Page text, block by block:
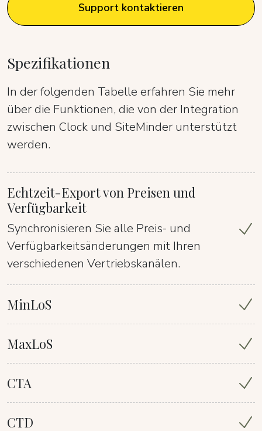
Support kontaktieren
Spezifikationen
In der folgenden Tabelle erfahren Sie mehr
über die Funktionen, die von der Integration
zwischen Clock und SiteMinder unterstützt
werden.
Echtzeit-Export von Preisen und
Verfügbarkeit
Synchronisieren Sie alle Preis- und
Verfügbarkeitsänderungen mit Ihren
verschiedenen Vertriebskanälen.
MinLoS
MaxLoS
CTA
CTD